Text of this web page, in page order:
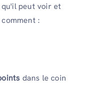
peut voir et
:
dans le coin